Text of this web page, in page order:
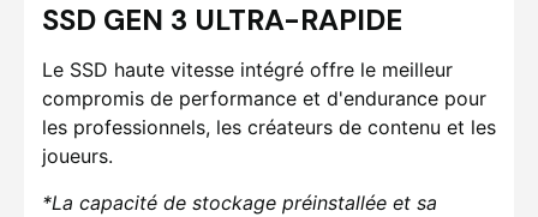
SSD GEN 3 ULTRA-RAPIDE
Le SSD haute vitesse intégré offre le meilleur
compromis de performance et d'endurance pour
les professionnels, les créateurs de contenu et les
joueurs.
*La capacité de stockage préinstallée et sa